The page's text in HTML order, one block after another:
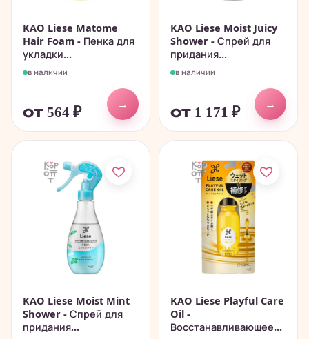
KAO Liese Matome
Hair Foam - Пенка для
укладки...
в наличии
от 564 ₽
→
KAO Liese Moist Juicy
Shower - Спрей для
придания...
в наличии
от 1 171 ₽
→
KAO Liese Moist Mint
Shower - Спрей для
придания...
KAO Liese Playful Care
Oil -
Восстанавливающее...